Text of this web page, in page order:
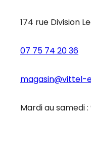
174 rue Division
07 75 74 20 36
magasin@vittel-
Mardi au samedi :